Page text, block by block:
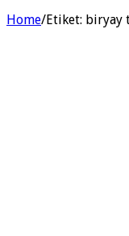
Home/Etiket: biryay